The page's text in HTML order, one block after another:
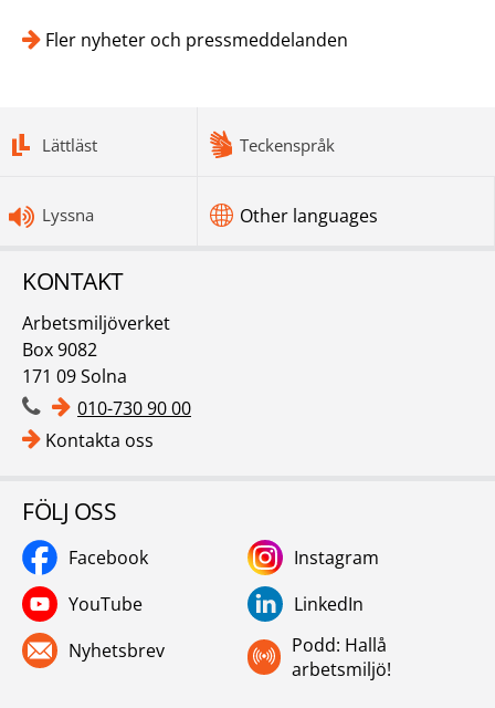
Fler nyheter och pressmeddelanden
Lättläst Teckenspråk
Lyssna Other languages
KONTAKT
Arbetsmiljöverket
Box 9082
171 09 Solna
010-730 90 00
Kontakta oss
FÖLJ OSS
Facebook
Instagram
YouTube
LinkedIn
Nyhetsbrev
Podd: Hallå
arbetsmiljö!